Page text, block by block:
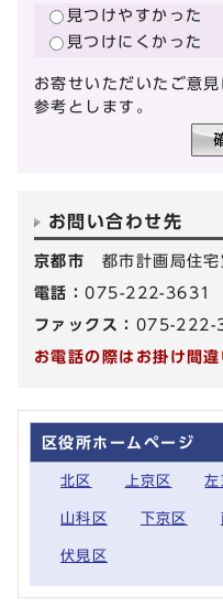
見つけやすかった
見つけにくかった
お寄せいただいたご意
参考とします。
お問い合わせ先
京都市 都市計画局住
電話：075-222-3631
ファックス： 075-222-
お電話の際はお掛け間
区役所ホームページ
北区 上京区 左
山科区 下京区
伏見区